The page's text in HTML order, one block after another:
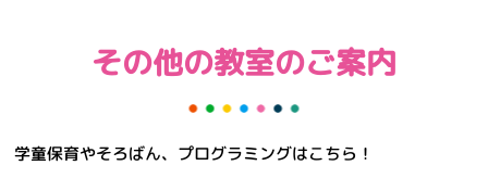
その他の教室のご案内
学童保育やそろばん、プログラミングはこちら！